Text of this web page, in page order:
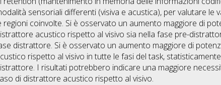
sensoriali differenti (visiva e acustica), per valutare le
regioni coinvolte. Si è osservato un aumento maggiore di
acustico rispetto al visivo sia nella fase pre-
distrattore. Si è osservato un aumento maggiore di
rispetto al visivo in tutte le fasi del task,
I risultati potrebbero indicare una maggiore
di distrattore acustico rispetto al visivo.